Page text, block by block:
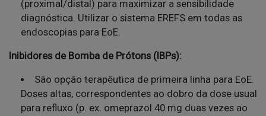
(proximal/distal) para maximizar a sensibilidade
diagnóstica. Utilizar o sistema EREFS em todas as
endoscopias para EoE.
Inibidores de Bomba de Prótons (IBPs):
São opção terapêutica de primeira linha para EoE.
Doses altas, correspondentes ao dobro da dose usual
para refluxo (p. ex. omeprazol 40 mg duas vezes ao